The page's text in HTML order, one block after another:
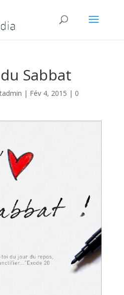
Sabbat
| Fév 4, 2015 | 0